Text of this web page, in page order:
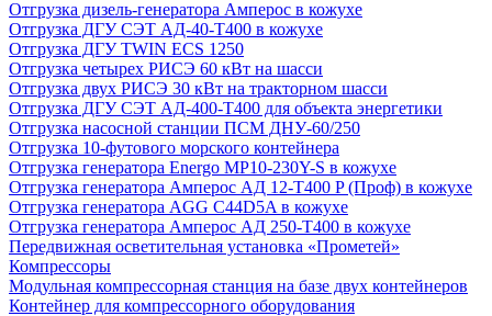
Отгрузка дизель-генератора Амперос в кожухе
Отгрузка ДГУ СЭТ АД-40-Т400 в кожухе
Отгрузка ДГУ TWIN ECS 1250
Отгрузка четырех РИСЭ 60 кВт на шасси
Отгрузка двух РИСЭ 30 кВт на тракторном шасси
Отгрузка ДГУ СЭТ АД-400-Т400 для объекта энергетики
Отгрузка насосной станции ПСМ ДНУ-60/250
Отгрузка 10-футового морского контейнера
Отгрузка генератора Energo MP10-230Y-S в кожухе
Отгрузка генератора Амперос АД 12-Т400 P (Проф) в кожухе
Отгрузка генератора AGG C44D5A в кожухе
Отгрузка генератора Амперос АД 250-Т400 в кожухе
Передвижная осветительная установка «Прометей»
Компрессоры
Модульная компрессорная станция на базе двух контейнеров
Контейнер для компрессорного оборудования